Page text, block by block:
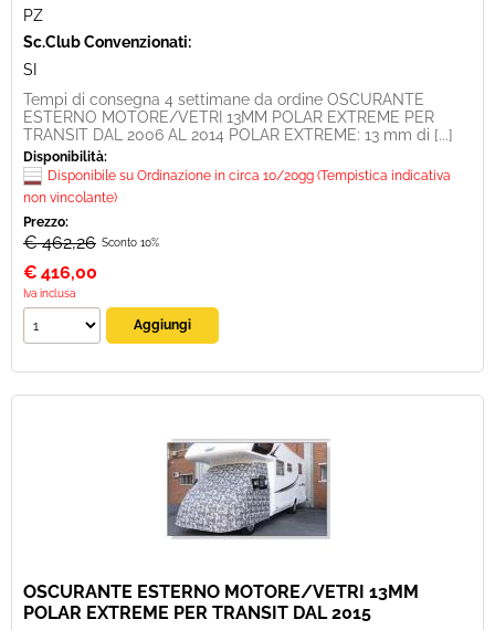
PZ
Sc.Club Convenzionati:
SI
Tempi di consegna 4 settimane da ordine OSCURANTE
ESTERNO MOTORE/VETRI 13MM POLAR EXTREME PER
TRANSIT DAL 2006 AL 2014 POLAR EXTREME: 13 mm di [...]
Disponibilità:
Disponibile su Ordinazione in circa 10/20gg (Tempistica indicativa
non vincolante)
Prezzo:
€ 462,26 Sconto 10%
€ 416,00
Iva inclusa
OSCURANTE ESTERNO MOTORE/VETRI 13MM
POLAR EXTREME PER TRANSIT DAL 2015